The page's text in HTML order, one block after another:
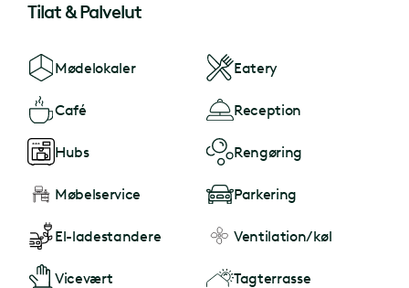
Tilat & Palvelut
Mødelokaler Eatery
Café Reception
Hubs Rengøring
Møbelservice Parkering
El-ladestandere Ventilation/køl
Vicevært Tagterrasse